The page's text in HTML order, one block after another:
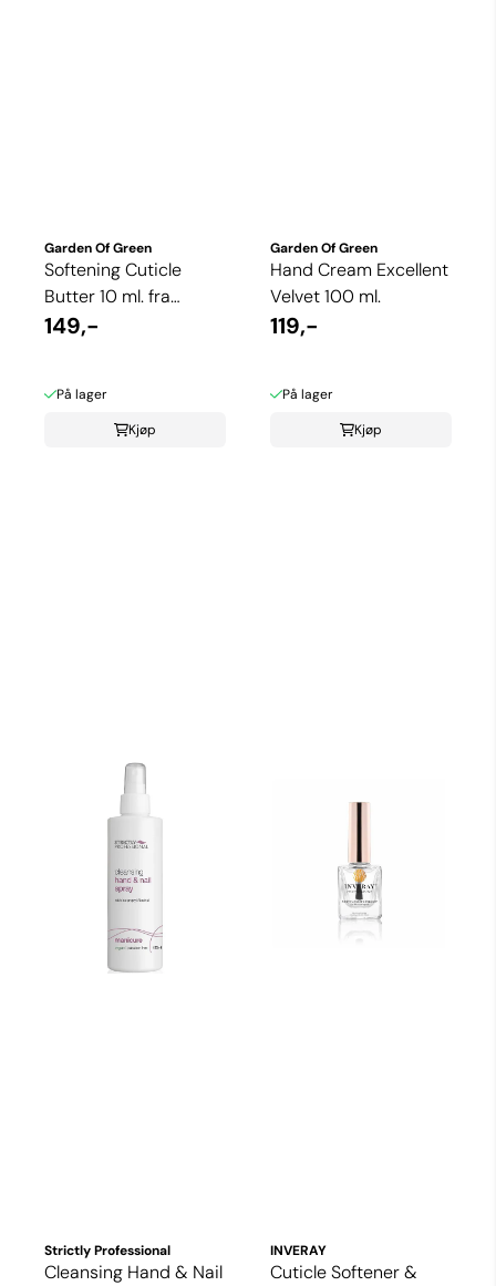
Garden Of Green
Softening Cuticle
Butter 10 ml. fra
Garden Of Green
149,-
På lager
Kjøp
Garden Of Green
Hand Cream Excellent
Velvet 100 ml.
119,-
På lager
Kjøp
Strictly Professional
Cleansing Hand & Nail
INVERAY
Cuticle Softener &